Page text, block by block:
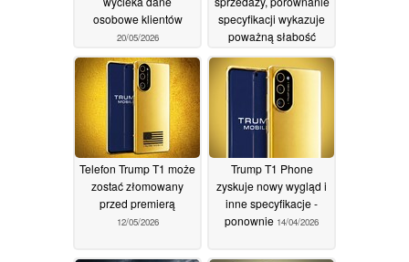
osobowe klientów
20/05/2026
specyfikacji wykazuje
poważną słabość
14/05/2026
Telefon Trump T1 może
zostać złomowany
przed premierą
12/05/2026
Trump T1 Phone
zyskuje nowy wygląd i
inne specyfikacje -
ponownie 14/04/2026